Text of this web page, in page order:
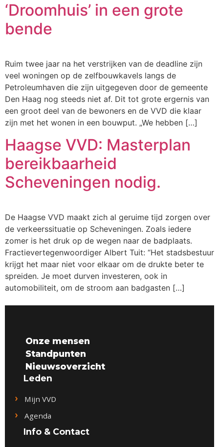
‘Droomhuis’ in een grote
bende
Ruim twee jaar na het verstrijken van de deadline zijn
veel woningen op de zelfbouwkavels langs de
Petroleumhaven die zijn uitgegeven door de gemeente
Den Haag nog steeds niet af. Dit tot grote ergernis van
een groot deel van de bewoners en de VVD die klaar
zijn met het wonen in een bouwput. „We hebben […]
Haagse VVD: Masterplan
bereikbaarheid
Scheveningen nodig.
De Haagse VVD maakt zich al geruime tijd zorgen over
de verkeerssituatie op Scheveningen. Zoals iedere
zomer is het druk op de wegen naar de badplaats.
Fractievertegenwoordiger Albert Tuit: “Het stadsbestuur
krijgt het maar niet voor elkaar om de drukte beter te
spreiden. Je moet durven investeren, ook in
automobiliteit, om de stroom aan badgasten […]
Onze mensen
Standpunten
Nieuwsoverzicht
Leden
Mijn VVD
Agenda
Info & Contact